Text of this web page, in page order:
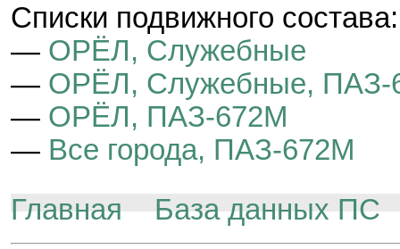
Cписки подвижного состава:
— ОРЁЛ, Служебные
— ОРЁЛ, Служебные, ПАЗ-
— ОРЁЛ, ПАЗ-672М
— Все города, ПАЗ-672М
Главная
База данных ПС